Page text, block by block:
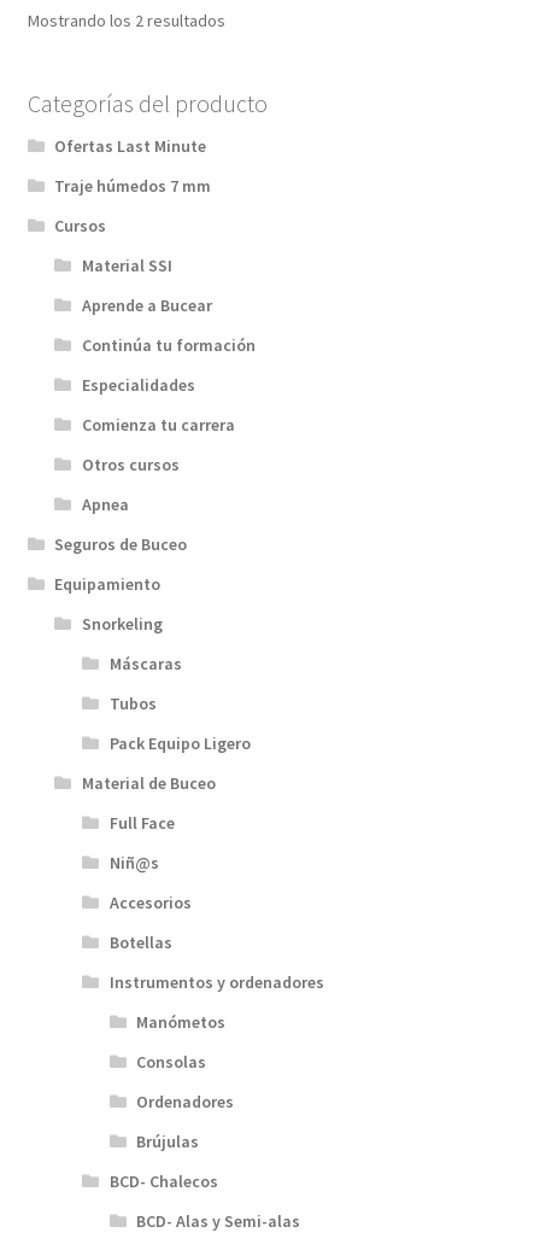
Mostrando los 2 resultados
Categorías del producto
Ofertas Last Minute
Traje húmedos 7 mm
Cursos
Material SSI
Aprende a Bucear
Continúa tu formación
Especialidades
Comienza tu carrera
Otros cursos
Apnea
Seguros de Buceo
Equipamiento
Snorkeling
Máscaras
Tubos
Pack Equipo Ligero
Material de Buceo
Full Face
Niñ@s
Accesorios
Botellas
Instrumentos y ordenadores
Manómetos
Consolas
Ordenadores
Brújulas
BCD- Chalecos
BCD- Alas y Semi-alas